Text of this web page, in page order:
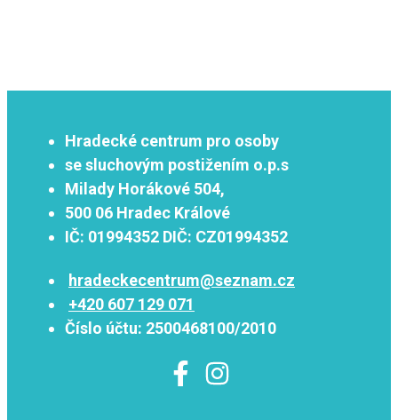
Hradecké centrum pro osoby
se sluchovým postižením o.p.s
Milady Horákové 504,
500 06 Hradec Králové
IČ: 01994352 DIČ: CZ01994352
hradeckecentrum@seznam.cz
+420 607 129 071
Číslo účtu: 2500468100/2010